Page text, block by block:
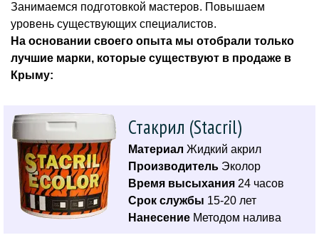
Занимаемся подготовкой мастеров. Повышаем
уровень существующих специалистов.
На основании своего опыта мы отобрали только
лучшие марки, которые существуют в продаже в
Крыму:
Стакрил (Stacril)
Материал Жидкий акрил
Производитель Эколор
Время высыхания 24 часов
Срок службы 15-20 лет
Нанесение Методом налива